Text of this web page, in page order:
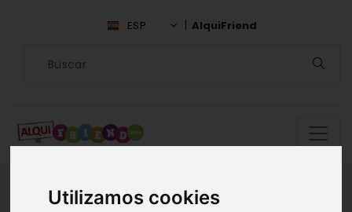
Utilizamos cookies
ESP AlquiFriend